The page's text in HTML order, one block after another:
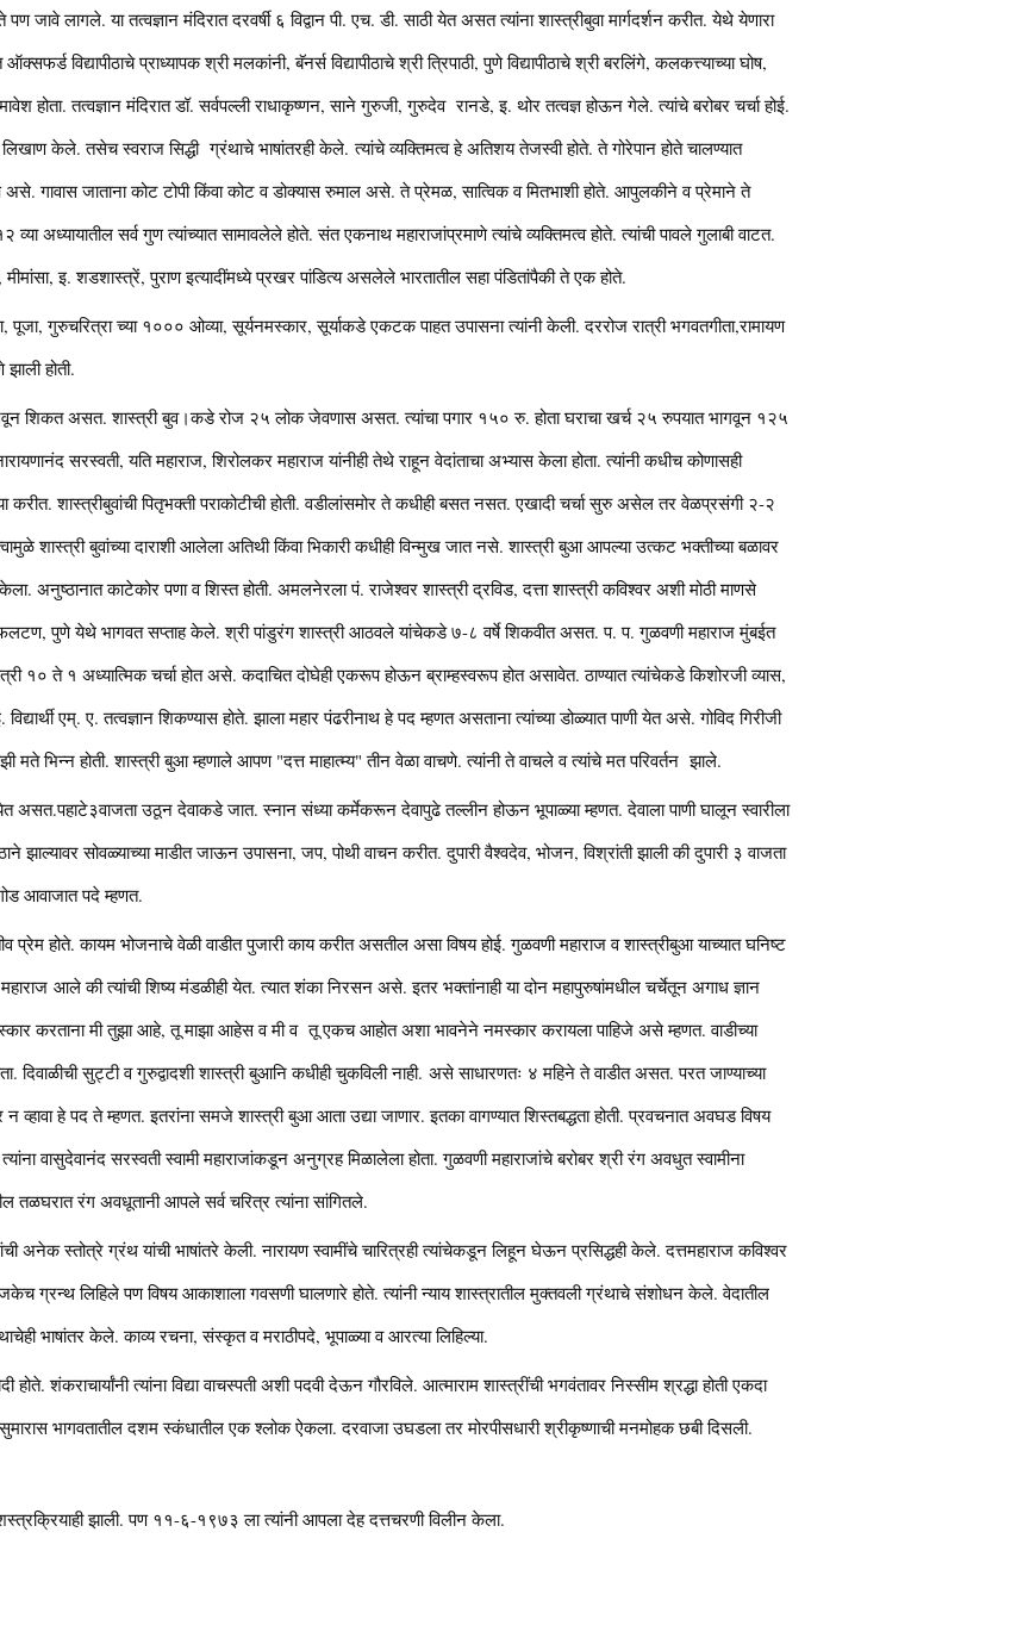
जावे लागले. या तत्वज्ञान मंदिरात दरवर्षी ६ विद्वान पी. एच. डी. साठी येत असत त्यांना शास्त्रीबुवा मार्गदर्शन करीत. येथे येणारा
ऑक्सफर्ड विद्यापीठाचे प्राध्यापक श्री मलकांनी, बॅनर्स विद्यापीठाचे श्री त्रिपाठी, पुणे विद्यापीठाचे श्री बरलिंगे, कलकत्त्याच्या घोष,
होता. तत्वज्ञान मंदिरात डॉ. सर्वपल्ली राधाकृष्णन, साने गुरुजी, गुरुदेव रानडे, इ. थोर तत्वज्ञ होऊन गेले. त्यांचे बरोबर चर्चा होई.
लिखाण केले. तसेच स्वराज सिद्धी ग्रंथाचे भाषांतरही केले. त्यांचे व्यक्तिमत्व हे अतिशय तेजस्वी होते. ते गोरेपान होते चालण्यात
गावास जाताना कोट टोपी किंवा कोट व डोक्यास रुमाल असे. ते प्रेमळ, सात्विक व मितभाशी होते. आपुलकीने व प्रेमाने ते
अध्यायातील सर्व गुण त्यांच्यात सामावलेले होते. संत एकनाथ महाराजांप्रमाणे त्यांचे व्यक्तिमत्व होते. त्यांची पावले गुलाबी वाटत.
मीमांसा, इ. शडशास्त्रें, पुराण इत्यादींमध्ये प्रखर पांडित्य असलेले भारतातील सहा पंडितांपैकी ते एक होते.
गुरुचरित्रा च्या १००० ओव्या, सूर्यनमस्कार, सूर्याकडे एकटक पाहत उपासना त्यांनी केली. दररोज रात्री भगवतगीता,रामायण
होती.
शिकत असत. शास्त्री बुव।कडे रोज २५ लोक जेवणास असत. त्यांचा पगार १५० रु. होता घराचा खर्च २५ रुपयात भागवून १२५
सरस्वती, यति महाराज, शिरोलकर महाराज यांनीही तेथे राहून वेदांताचा अभ्यास केला होता. त्यांनी कधीच कोणासही
करीत. शास्त्रीबुवांची पितृभक्ती पराकोटीची होती. वडीलांसमोर ते कधीही बसत नसत. एखादी चर्चा सुरु असेल तर वेळप्रसंगी २-२
शास्त्री बुवांच्या दाराशी आलेला अतिथी किंवा भिकारी कधीही विन्मुख जात नसे. शास्त्री बुआ आपल्या उत्कट भक्तीच्या बळावर
अनुष्ठानात काटेकोर पणा व शिस्त होती. अमलनेरला पं. राजेश्वर शास्त्री द्रविड, दत्ता शास्त्री कविश्वर अशी मोठी माणसे
पुणे येथे भागवत सप्ताह केले. श्री पांडुरंग शास्त्री आठवले यांचेकडे ७-८ वर्षे शिकवीत असत. प. प. गुळवणी महाराज मुंबईत
१० ते १ अध्यात्मिक चर्चा होत असे. कदाचित दोघेही एकरूप होऊन ब्राम्हस्वरूप होत असावेत. ठाण्यात त्यांचेकडे किशोरजी व्यास,
एम्. ए. तत्वज्ञान शिकण्यास होते. झाला महार पंढरीनाथ हे पद म्हणत असताना त्यांच्या डोळ्यात पाणी येत असे. गोविद गिरीजी
मते भिन्न होती. शास्त्री बुआ म्हणाले आपण "दत्त माहात्म्य" तीन वेळा वाचणे. त्यांनी ते वाचले व त्यांचे मत परिवर्तन झाले.
असत.पहाटे३वाजता उठून देवाकडे जात. स्नान संध्या कर्मेकरून देवापुढे तल्लीन होऊन भूपाळ्या म्हणत. देवाला पाणी घालून स्वारीला
सोवळ्याच्या माडीत जाऊन उपासना, जप, पोथी वाचन करीत. दुपारी वैश्वदेव, भोजन, विश्रांती झाली की दुपारी ३ वाजता
आवाजात पदे म्हणत.
प्रेम होते. कायम भोजनाचे वेळी वाडीत पुजारी काय करीत असतील असा विषय होई. गुळवणी महाराज व शास्त्रीबुआ याच्यात घनिष्ट
आले की त्यांची शिष्य मंडळीही येत. त्यात शंका निरसन असे. इतर भक्तांनाही या दोन महापुरुषांमधील चर्चेतून अगाध ज्ञान
करताना मी तुझा आहे, तू माझा आहेस व मी व तू एकच आहोत अशा भावनेने नमस्कार करायला पाहिजे असे म्हणत. वाडीच्या
होता. दिवाळीची सुट्टी व गुरुद्वादशी शास्त्री बुआनि कधीही चुकविली नाही. असे साधारणतः ४ महिने ते वाडीत असत. परत जाण्याच्या
व्हावा हे पद ते म्हणत. इतरांना समजे शास्त्री बुआ आता उद्या जाणार. इतका वागण्यात शिस्तबद्धता होती. प्रवचनात अवघड विषय
त्यांना वासुदेवानंद सरस्वती स्वामी महाराजांकडून अनुग्रह मिळालेला होता. गुळवणी महाराजांचे बरोबर श्री रंग अवधुत स्वामीना
तळघरात रंग अवधूतानी आपले सर्व चरित्र त्यांना सांगितले.
अनेक स्तोत्रे ग्रंथ यांची भाषांतरे केली. नारायण स्वामींचे चारित्रही त्यांचेकडून लिहून घेऊन प्रसिद्धही केले. दत्तमहाराज कविश्वर
ग्रन्थ लिहिले पण विषय आकाशाला गवसणी घालणारे होते. त्यांनी न्याय शास्त्रातील मुक्तवली ग्रंथाचे संशोधन केले. वेदातील
भाषांतर केले. काव्य रचना, संस्कृत व मराठीपदे, भूपाळ्या व आरत्या लिहिल्या.
होते. शंकराचार्यांनी त्यांना विद्या वाचस्पती अशी पदवी देऊन गौरविले. आत्माराम शास्त्रींची भगवंतावर निस्सीम श्रद्धा होती एकदा
सुमारास भागवतातील दशम स्कंधातील एक श्लोक ऐकला. दरवाजा उघडला तर मोरपीसधारी श्रीकृष्णाची मनमोहक छबी दिसली.
झाली. पण ११-६-१९७३ ला त्यांनी आपला देह दत्तचरणी विलीन केला.